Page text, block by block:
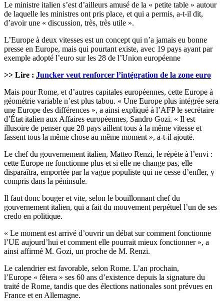
Le ministre italien s’est d’ailleurs amusé de la « petite table » autour
de laquelle les ministres ont pris place, et qui a permis, a-t-il dit,
d’avoir une « discussion, très, très utile ».
L’Europe à deux vitesses est un concept qui n’a jamais eu bonne
presse en Europe, mais qui pourtant existe, avec 19 pays ayant par
exemple adopté l’euro sur les 28 de l’Union européenne
>> Lire : Juncker veut renforcer l’intégration de la zone euro
Mais pour Rome, et d’autres capitales européennes, cette Europe à
géométrie variable n’est plus tabou. « Une Europe plus intégrée sera
une Europe des différences », a ainsi expliqué à l’AFP le secrétaire
d’État italien aux Affaires européennes, Sandro Gozi. « Il est
illusoire de penser que 28 pays aillent tous à la même vitesse et
fassent tous la même chose au même moment », a-t-il ajouté.
Le chef du gouvernement italien, Matteo Renzi, le répète à l’envi :
cette Europe ne fonctionne plus et si elle ne change pas, elle
disparaîtra, emportée par la vague populiste qui ne cesse d’enfler, y
compris dans la péninsule.
Il faut donc bouger et vite, selon le bouillonnant chef du
gouvernement italien, qui a fait du mouvement perpétuel l’un de ses
credo en politique.
« Le moment est arrivé d’ouvrir un débat sur comment fonctionne
l’UE aujourd’hui et comment elle pourrait mieux fonctionner », a
ainsi affirmé M. Gozi, un proche de M. Renzi.
Le calendrier est favorable, selon Rome. L’an prochain,
l’Europe « fêtera » ses 60 ans d’existence depuis la signature du
traité de Rome, tandis que des élections nationales sont prévues en
France et en Allemagne.